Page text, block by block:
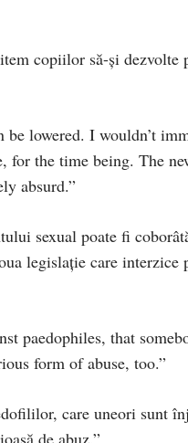
copiilor să-şi
lowered. I wouldn’t
for the time being. The
absurd.”
sexual poate fi
legislaţie care
paedophiles, that
form of abuse, too.”
care uneori sunt
de abuz.”